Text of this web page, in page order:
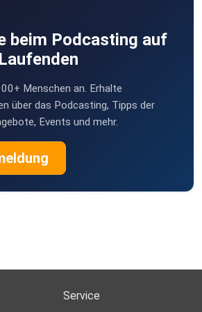
skopjemarriott/
beim Podcasting auf
Menschen an. Erhalte
über das Podcasting, Tipps der
Events und mehr.
Service